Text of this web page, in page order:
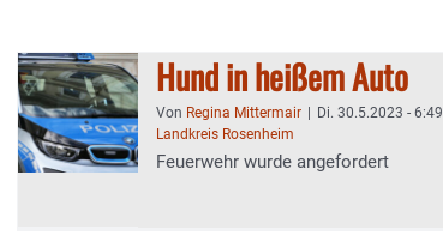
Hund in heißem Auto
Von Regina Mittermair Di. 30.5.2023 - 6:49
Landkreis Rosenheim
Feuerwehr wurde angefordert